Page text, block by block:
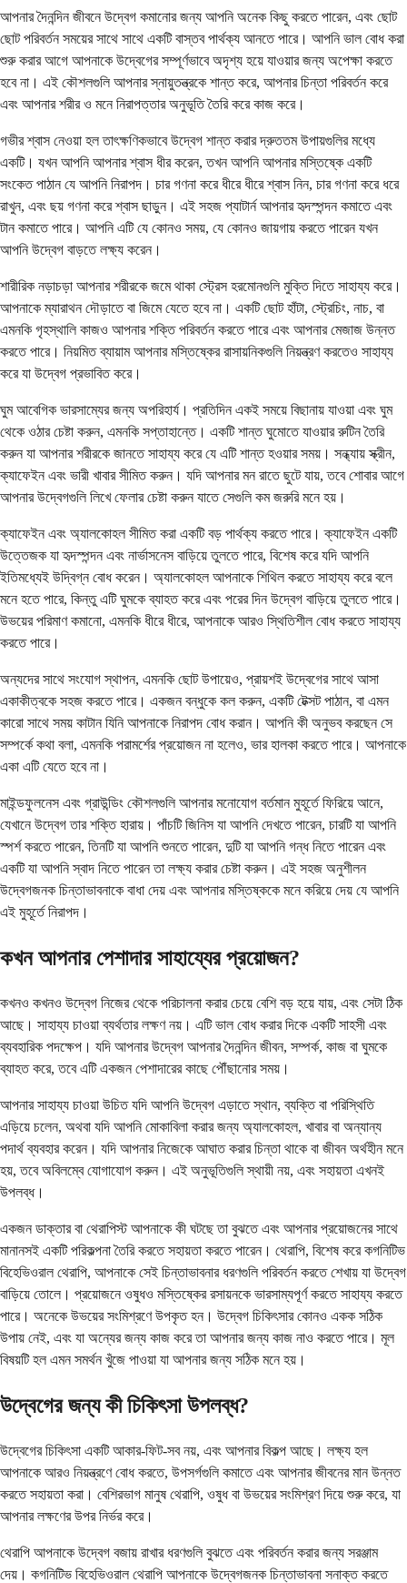
আপনার দৈনন্দিন জীবনে উদ্বেগ কমানোর জন্য আপনি অনেক কিছু করতে পারেন, এবং ছোট
ছোট পরিবর্তন সময়ের সাথে সাথে একটি বাস্তব পার্থক্য আনতে পারে। আপনি ভাল বোধ করা
শুরু করার আগে আপনাকে উদ্বেগের সম্পূর্ণভাবে অদৃশ্য হয়ে যাওয়ার জন্য অপেক্ষা করতে
হবে না। এই কৌশলগুলি আপনার স্নায়ুতন্ত্রকে শান্ত করে, আপনার চিন্তা পরিবর্তন করে
এবং আপনার শরীর ও মনে নিরাপত্তার অনুভূতি তৈরি করে কাজ করে।
গভীর শ্বাস নেওয়া হল তাৎক্ষণিকভাবে উদ্বেগ শান্ত করার দ্রুততম উপায়গুলির মধ্যে
একটি। যখন আপনি আপনার শ্বাস ধীর করেন, তখন আপনি আপনার মস্তিষ্কে একটি
সংকেত পাঠান যে আপনি নিরাপদ। চার গণনা করে ধীরে ধীরে শ্বাস নিন, চার গণনা করে ধরে
রাখুন, এবং ছয় গণনা করে শ্বাস ছাড়ুন। এই সহজ প্যাটার্ন আপনার হৃদস্পন্দন কমাতে এবং
টান কমাতে পারে। আপনি এটি যে কোনও সময়, যে কোনও জায়গায় করতে পারেন যখন
আপনি উদ্বেগ বাড়তে লক্ষ্য করেন।
শারীরিক নড়াচড়া আপনার শরীরকে জমে থাকা স্ট্রেস হরমোনগুলি মুক্তি দিতে সাহায্য করে।
আপনাকে ম্যারাথন দৌড়াতে বা জিমে যেতে হবে না। একটি ছোট হাঁটা, স্ট্রেচিং, নাচ, বা
এমনকি গৃহস্থালি কাজও আপনার শক্তি পরিবর্তন করতে পারে এবং আপনার মেজাজ উন্নত
করতে পারে। নিয়মিত ব্যায়াম আপনার মস্তিষ্কের রাসায়নিকগুলি নিয়ন্ত্রণ করতেও সাহায্য
করে যা উদ্বেগ প্রভাবিত করে।
ঘুম আবেগিক ভারসাম্যের জন্য অপরিহার্য। প্রতিদিন একই সময়ে বিছানায় যাওয়া এবং ঘুম
থেকে ওঠার চেষ্টা করুন, এমনকি সপ্তাহান্তে। একটি শান্ত ঘুমোতে যাওয়ার রুটিন তৈরি
করুন যা আপনার শরীরকে জানতে সাহায্য করে যে এটি শান্ত হওয়ার সময়। সন্ধ্যায় স্ক্রীন,
ক্যাফেইন এবং ভারী খাবার সীমিত করুন। যদি আপনার মন রাতে ছুটে যায়, তবে শোবার আগে
আপনার উদ্বেগগুলি লিখে ফেলার চেষ্টা করুন যাতে সেগুলি কম জরুরি মনে হয়।
ক্যাফেইন এবং অ্যালকোহল সীমিত করা একটি বড় পার্থক্য করতে পারে। ক্যাফেইন একটি
উত্তেজক যা হৃদস্পন্দন এবং নার্ভাসনেস বাড়িয়ে তুলতে পারে, বিশেষ করে যদি আপনি
ইতিমধ্যেই উদ্বিগ্ন বোধ করেন। অ্যালকোহল আপনাকে শিথিল করতে সাহায্য করে বলে
মনে হতে পারে, কিন্তু এটি ঘুমকে ব্যাহত করে এবং পরের দিন উদ্বেগ বাড়িয়ে তুলতে পারে।
উভয়ের পরিমাণ কমানো, এমনকি ধীরে ধীরে, আপনাকে আরও স্থিতিশীল বোধ করতে সাহায্য
করতে পারে।
অন্যদের সাথে সংযোগ স্থাপন, এমনকি ছোট উপায়েও, প্রায়শই উদ্বেগের সাথে আসা
একাকীত্বকে সহজ করতে পারে। একজন বন্ধুকে কল করুন, একটি টেক্সট পাঠান, বা এমন
কারো সাথে সময় কাটান যিনি আপনাকে নিরাপদ বোধ করান। আপনি কী অনুভব করছেন সে
সম্পর্কে কথা বলা, এমনকি পরামর্শের প্রয়োজন না হলেও, ভার হালকা করতে পারে। আপনাকে
একা এটি যেতে হবে না।
মাইন্ডফুলনেস এবং গ্রাউন্ডিং কৌশলগুলি আপনার মনোযোগ বর্তমান মুহূর্তে ফিরিয়ে আনে,
যেখানে উদ্বেগ তার শক্তি হারায়। পাঁচটি জিনিস যা আপনি দেখতে পারেন, চারটি যা আপনি
স্পর্শ করতে পারেন, তিনটি যা আপনি শুনতে পারেন, দুটি যা আপনি গন্ধ নিতে পারেন এবং
একটি যা আপনি স্বাদ নিতে পারেন তা লক্ষ্য করার চেষ্টা করুন। এই সহজ অনুশীলন
উদ্বেগজনক চিন্তাভাবনাকে বাধা দেয় এবং আপনার মস্তিষ্ককে মনে করিয়ে দেয় যে আপনি
এই মুহূর্তে নিরাপদ।
কখন আপনার পেশাদার সাহায্যের প্রয়োজন?
কখনও কখনও উদ্বেগ নিজের থেকে পরিচালনা করার চেয়ে বেশি বড় হয়ে যায়, এবং সেটা ঠিক
আছে। সাহায্য চাওয়া ব্যর্থতার লক্ষণ নয়। এটি ভাল বোধ করার দিকে একটি সাহসী এবং
ব্যবহারিক পদক্ষেপ। যদি আপনার উদ্বেগ আপনার দৈনন্দিন জীবন, সম্পর্ক, কাজ বা ঘুমকে
ব্যাহত করে, তবে এটি একজন পেশাদারের কাছে পৌঁছানোর সময়।
আপনার সাহায্য চাওয়া উচিত যদি আপনি উদ্বেগ এড়াতে স্থান, ব্যক্তি বা পরিস্থিতি
এড়িয়ে চলেন, অথবা যদি আপনি মোকাবিলা করার জন্য অ্যালকোহল, খাবার বা অন্যান্য
পদার্থ ব্যবহার করেন। যদি আপনার নিজেকে আঘাত করার চিন্তা থাকে বা জীবন অর্থহীন মনে
হয়, তবে অবিলম্বে যোগাযোগ করুন। এই অনুভূতিগুলি স্থায়ী নয়, এবং সহায়তা এখনই
উপলব্ধ।
একজন ডাক্তার বা থেরাপিস্ট আপনাকে কী ঘটছে তা বুঝতে এবং আপনার প্রয়োজনের সাথে
মানানসই একটি পরিকল্পনা তৈরি করতে সহায়তা করতে পারেন। থেরাপি, বিশেষ করে কগনিটিভ
বিহেভিওরাল থেরাপি, আপনাকে সেই চিন্তাভাবনার ধরণগুলি পরিবর্তন করতে শেখায় যা উদ্বেগ
বাড়িয়ে তোলে। প্রয়োজনে ওষুধও মস্তিষ্কের রসায়নকে ভারসাম্যপূর্ণ করতে সাহায্য করতে
পারে। অনেকে উভয়ের সংমিশ্রণে উপকৃত হন। উদ্বেগ চিকিৎসার কোনও একক সঠিক
উপায় নেই, এবং যা অন্যের জন্য কাজ করে তা আপনার জন্য কাজ নাও করতে পারে। মূল
বিষয়টি হল এমন সমর্থন খুঁজে পাওয়া যা আপনার জন্য সঠিক মনে হয়।
উদ্বেগের জন্য কী চিকিৎসা উপলব্ধ?
উদ্বেগের চিকিৎসা একটি আকার-ফিট-সব নয়, এবং আপনার বিকল্প আছে। লক্ষ্য হল
আপনাকে আরও নিয়ন্ত্রণে বোধ করতে, উপসর্গগুলি কমাতে এবং আপনার জীবনের মান উন্নত
করতে সহায়তা করা। বেশিরভাগ মানুষ থেরাপি, ওষুধ বা উভয়ের সংমিশ্রণ দিয়ে শুরু করে, যা
আপনার লক্ষণের উপর নির্ভর করে।
থেরাপি আপনাকে উদ্বেগ বজায় রাখার ধরণগুলি বুঝতে এবং পরিবর্তন করার জন্য সরঞ্জাম
দেয়। কগনিটিভ বিহেভিওরাল থেরাপি আপনাকে উদ্বেগজনক চিন্তাভাবনা সনাক্ত করতে